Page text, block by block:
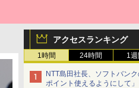
アクセスランキング
1時間 24時間 1週
NTT島田社長、ソフトバン
ポイント使えるようにして」